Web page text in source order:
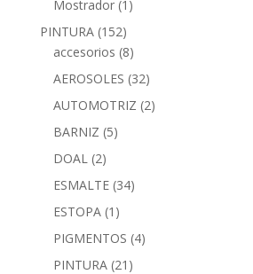
Mostrador (1)
PINTURA (152)
accesorios (8)
AEROSOLES (32)
AUTOMOTRIZ (2)
BARNIZ (5)
DOAL (2)
ESMALTE (34)
ESTOPA (1)
PIGMENTOS (4)
PINTURA (21)